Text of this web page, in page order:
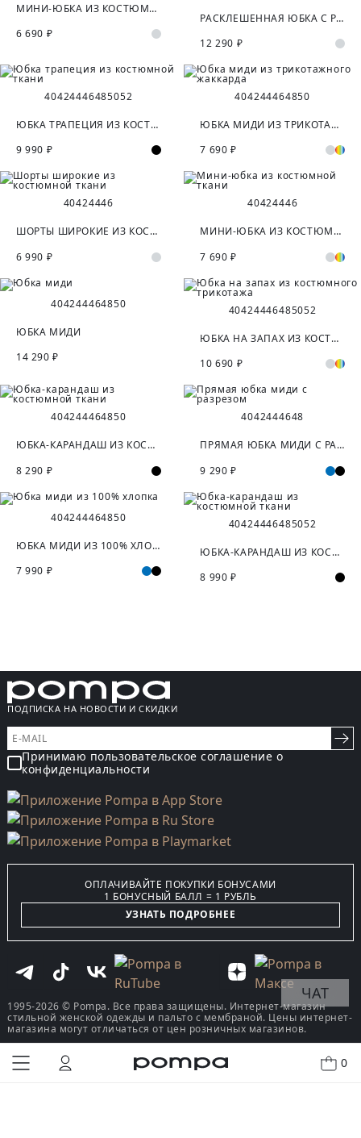
0
КУПИТЬ В ОДИН КЛИК
МИНИ-ЮБКА ИЗ КОСТЮМНОЙ ТКАНИ
6 690 ₽
РАСКЛЕШЕННАЯ ЮБКА С РАЗРЕЗАМИ И СКЛАДКАМИ АСИММЕТРИЧНОГО КРОЯ
12 290 ₽
40424446485052
ЮБКА ТРАПЕЦИЯ ИЗ КОСТЮМНОЙ ТКАНИ
9 990 ₽
404244464850
ЮБКА МИДИ ИЗ ТРИКОТАЖНОГО ЖАККАРДА
7 690 ₽
40424446
ШОРТЫ ШИРОКИЕ ИЗ КОСТЮМНОЙ ТКАНИ
6 990 ₽
40424446
МИНИ-ЮБКА ИЗ КОСТЮМНОЙ ТКАНИ
7 690 ₽
404244464850
ЮБКА МИДИ
14 290 ₽
40424446485052
ЮБКА НА ЗАПАХ ИЗ КОСТЮМНОГО ТРИКОТАЖА
10 690 ₽
404244464850
ЮБКА-КАРАНДАШ ИЗ КОСТЮМНОЙ ТКАНИ
8 290 ₽
4042444648
ПРЯМАЯ ЮБКА МИДИ С РАЗРЕЗОМ
9 290 ₽
404244464850
ЮБКА МИДИ ИЗ 100% ХЛОПКА
7 990 ₽
40424446485052
ЮБКА-КАРАНДАШ ИЗ КОСТЮМНОЙ ТКАНИ
8 990 ₽
ПОДПИСКА НА НОВОСТИ И СКИДКИ
Принимаю пользовательское соглашение о
конфиденциальности
ОПЛАЧИВАЙТЕ ПОКУПКИ БОНУСАМИ
1 БОНУСНЫЙ БАЛЛ = 1 РУБЛЬ
УЗНАТЬ ПОДРОБНЕЕ
1995-2026 © Pompa. Все права защищены. Интернет-магазин
стильной женской одежды и пальто с мембраной. Цены интернет-
магазина могут отличаться от цен розничных магазинов.
ЧАТ